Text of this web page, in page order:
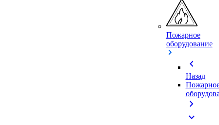
Пожарное
оборудование
chevron_left
Назад
chevron_right
expand_more